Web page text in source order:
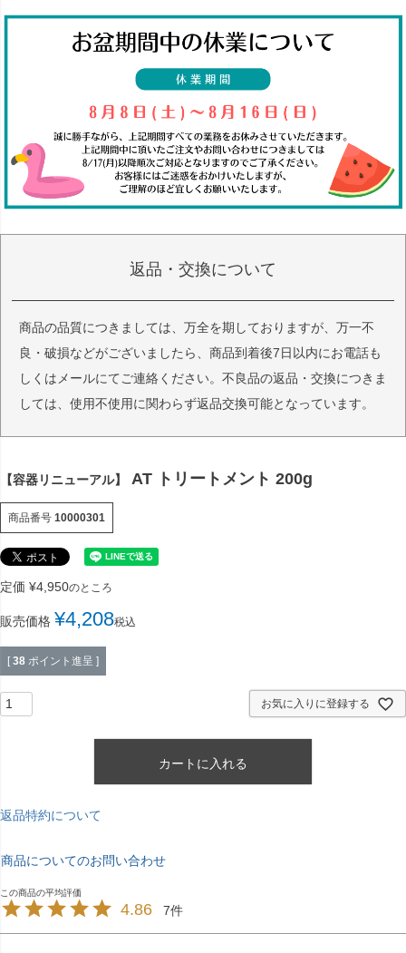
返品・交換について
商品の品質につきましては、万全を期しておりますが、万一不
良・破損などがございましたら、商品到着後7日以内にお電話も
しくはメールにてご連絡ください。不良品の返品・交換につきま
しては、使用不使用に関わらず返品交換可能となっています。
【容器リニューアル】 AT トリートメント 200g
商品番号 10000301
定価 ¥4,950のところ
販売価格 ¥4,208税込
[ 38 ポイント進呈 ]
お気に入りに登録する
カートに入れる
返品特約について
商品についてのお問い合わせ
4.86 7